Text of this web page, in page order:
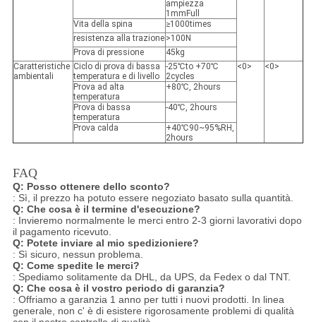
ampiezza
1mmFull
Vita della spina
≥1000times
resistenza alla trazione >100N
Prova di pressione
45kg
Caratteristiche
ambientali
Ciclo di prova di bassa
temperatura e di livello
-25℃to +70℃
2cycles
<0> <0>
Prova ad alta
temperatura
+80℃, 2hours
Prova di bassa
temperatura
-40℃, 2hours
Prova calda
+40℃90~95%RH,
2hours
FAQ
Q: Posso ottenere dello sconto?
: Sì, il prezzo ha potuto essere negoziato basato sulla quantità.
Q: Che cosa è il termine d'esecuzione?
: Invieremo normalmente le merci entro 2-3 giorni lavorativi dopo
il pagamento ricevuto.
Q: Potete inviare al mio spedizioniere?
: Sì sicuro, nessun problema.
Q: Come spedite le merci?
: Spediamo solitamente da DHL, da UPS, da Fedex o dal TNT.
Q: Che cosa è il vostro periodo di garanzia?
: Offriamo a garanzia 1 anno per tutti i nuovi prodotti. In linea
generale, non c' è di esistere rigorosamente problemi di qualità